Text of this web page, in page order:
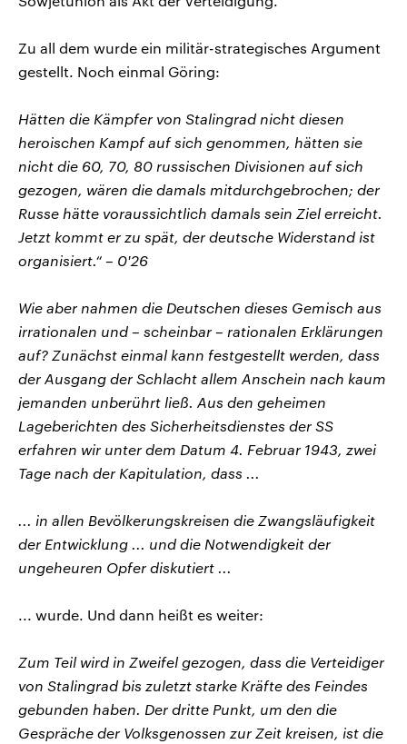
Zu all dem wurde ein militär-strategisches Argument
gestellt. Noch einmal Göring:
Hätten die Kämpfer von Stalingrad nicht diesen
heroischen Kampf auf sich genommen, hätten sie
nicht die 60, 70, 80 russischen Divisionen auf sich
gezogen, wären die damals mitdurchgebrochen; der
Russe hätte voraussichtlich damals sein Ziel erreicht.
Jetzt kommt er zu spät, der deutsche Widerstand ist
organisiert.“ – 0'26
Wie aber nahmen die Deutschen dieses Gemisch aus
irrationalen und – scheinbar – rationalen Erklärungen
auf? Zunächst einmal kann festgestellt werden, dass
der Ausgang der Schlacht allem Anschein nach kaum
jemanden unberührt ließ. Aus den geheimen
Lageberichten des Sicherheitsdienstes der SS
erfahren wir unter dem Datum 4. Februar 1943, zwei
Tage nach der Kapitulation, dass ...
... in allen Bevölkerungskreisen die Zwangsläufigkeit
der Entwicklung ... und die Notwendigkeit der
ungeheuren Opfer diskutiert ...
... wurde. Und dann heißt es weiter:
Zum Teil wird in Zweifel gezogen, dass die Verteidiger
von Stalingrad bis zuletzt starke Kräfte des Feindes
gebunden haben. Der dritte Punkt, um den die
Gespräche der Volksgenossen zur Zeit kreisen, ist die